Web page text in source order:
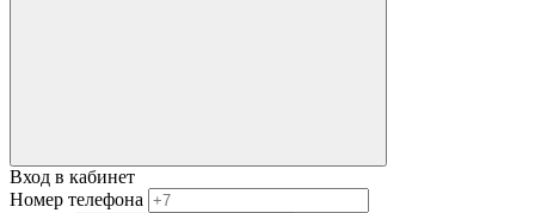
Вход в кабинет
Номер телефона